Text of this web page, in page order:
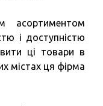
асортиментом
і доступністю
ці товари в
містах ця фірма